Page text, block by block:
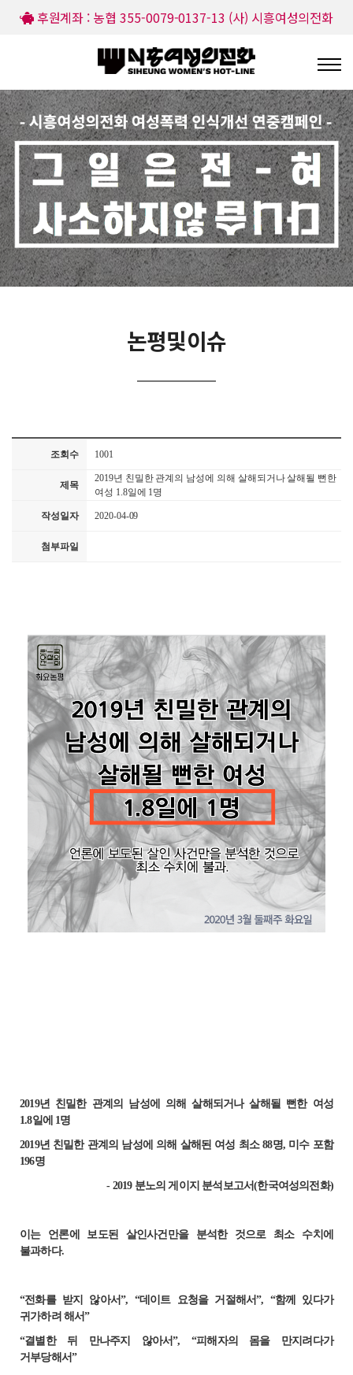
후원계좌 : 농협 355-0079-0137-13 (사) 시흥여성의전화
논평및이슈
조회수 1001
제목
2019년 친밀한 관계의 남성에 의해 살해되거나 살해될 뻔한
여성 1.8일에 1명
작성일자 2020-04-09
첨부파일
2019년 친밀한 관계의 남성에 의해 살해되거나 살해될 뻔한 여성
1.8일에 1명
2019년 친밀한 관계의 남성에 의해 살해된 여성 최소 88명, 미수 포함
196명
- 2019 분노의 게이지 분석보고서(한국여성의전화)
이는 언론에 보도된 살인사건만을 분석한 것으로 최소 수치에
불과하다.
“전화를 받지 않아서”, “데이트 요청을 거절해서”, “함께 있다가
귀가하려 해서”
“결별한 뒤 만나주지 않아서”, “피해자의 몸을 만지려다가
거부당해서”